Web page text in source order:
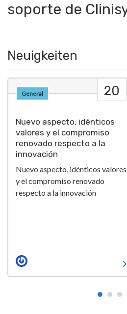
soporte de
Neuigkeiten
20
General
Nuevo aspecto, idénticos
valores y el compromiso
renovado respecto a la
innovación
Nuevo aspecto, idénticos valores
y el compromiso renovado
respecto a la innovación